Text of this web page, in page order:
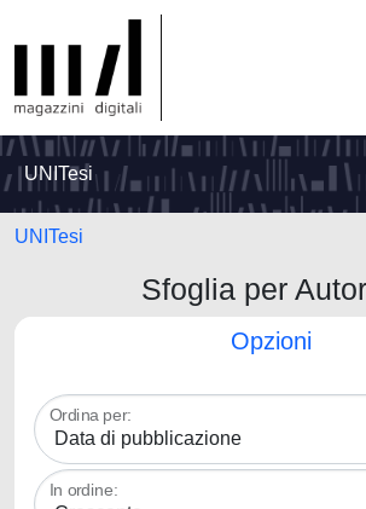
UNITesi
UNITesi
Sfoglia per
Opzioni
Ordina per:
In ordine: